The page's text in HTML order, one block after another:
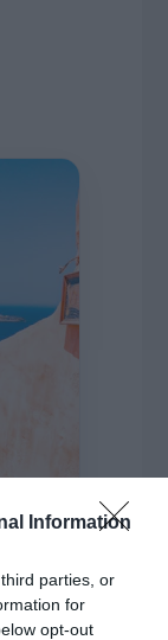
Information
parties, or
for
opt-out